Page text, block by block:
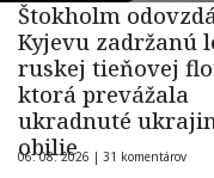
Štokholm
Kyjevu zadržanú
ruskej tieňovej
ktorá prevážala
ukradnuté
obilie
06. 08. 2026 | 31 komentárov